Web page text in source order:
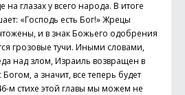
глазах у всего народа. В итоге
«Господь есть Бог!» Жрецы
и в знак Божьего одобрения
грозовые тучи. Иными словами,
над злом, Израиль возвращен в
а значит, все теперь будет
м стихе этой главы мы можем не